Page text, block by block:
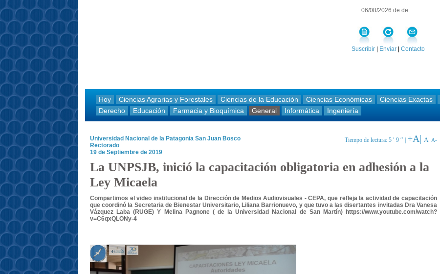
06/08/2026 de de
Suscribir Enviar Contacto
Hoy Ciencias Agrarias y Forestales Ciencias de la Educación Ciencias Económicas Ciencias Exactas
Derecho
Educación Farmacia y Bioquímica General Informática Ingeniería
Tiempo de lectura: 5 ′ 9 ′′ | +A| A| A-
Universidad Nacional de la Patagonia San Juan Bosco
Rectorado
19 de Septiembre de 2019
La UNPSJB, inició la capacitación obligatoria en adhesión a la
Ley Micaela
Compartimos el video institucional de la Dirección de Medios Audiovisuales - CEPA, que refleja la actividad de capacitación
que coordinó la Secretaria de Bienestar Universitario, Liliana Barrionuevo, y que tuvo a las disertantes invitadas Dra Vanesa
Vázquez Laba (RUGE) Y Melina Pagnone ( de la Universidad Nacional de San Martín) https://www.youtube.com/watch?
v=C6qxQLONy-4